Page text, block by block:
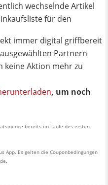
wechselnde Artikel
für den
immer digital griffbereit
Partnern
keine Aktion mehr zu
, um noch
bereits im Laufe des ersten
App. Es gelten die Couponbedingungen